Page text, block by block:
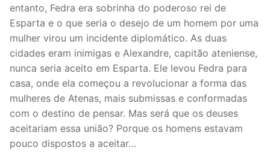
entanto, Fedra era sobrinha do poderoso rei de
Esparta e o que seria o desejo de um homem por uma
mulher virou um incidente diplomático. As duas
cidades eram inimigas e Alexandre, capitão ateniense,
nunca seria aceito em Esparta. Ele levou Fedra para
casa, onde ela começou a revolucionar a forma das
mulheres de Atenas, mais submissas e conformadas
com o destino de pensar. Mas será que os deuses
aceitariam essa união? Porque os homens estavam
pouco dispostos a aceitar…